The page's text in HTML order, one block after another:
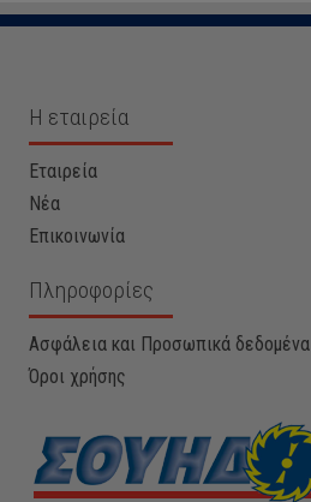
Η εταιρεία
Εταιρεία
Νέα
Επικοινωνία
Πληροφορίες
Ασφάλεια και Προσωπικά δεδομένα
Όροι χρήσης